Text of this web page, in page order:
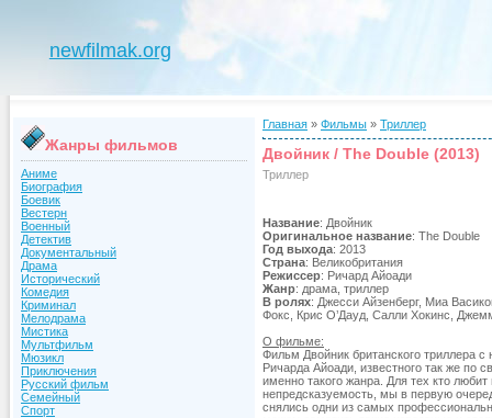
newfilmak.org
Жанры фильмов
Аниме
Биография
Боевик
Вестерн
Военный
Детектив
Документальный
Драма
Исторический
Комедия
Криминал
Мелодрама
Мистика
Мультфильм
Мюзикл
Приключения
Русский фильм
Семейный
Спорт
Главная » Фильмы » Триллер
Двойник / The Double (2013)
Триллер
Название: Двойник
Оригинальное название: The Double
Год выхода: 2013
Страна: Великобритания
Режиссер: Ричард Айоади
Жанр: драма, триллер
В ролях: Джесси Айзенберг, Миа
Фокс, Крис О’Дауд, Салли Хокинс,
О фильме:
Фильм Двойник британского триллера
Ричарда Айоади, известного так же
именно такого жанра. Для тех кто
непредсказуемость, мы в первую
снялись одни из самых